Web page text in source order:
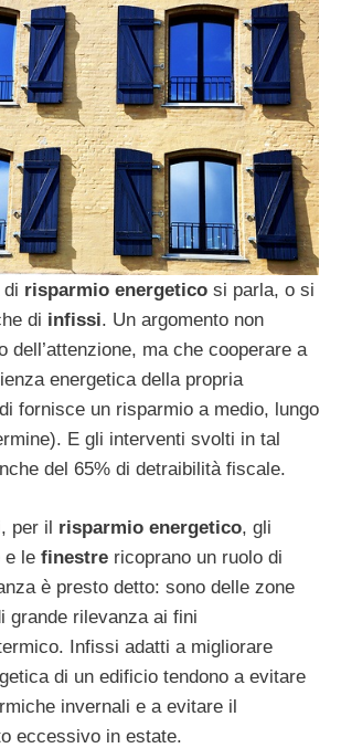
risparmio energetico si parla, o si
di infissi. Un argomento non
dell’attenzione, ma che cooperare a
energetica della propria
fornisce un risparmio a medio, lungo
E gli interventi svolti in tal
del 65% di detraibilità fiscale.
per il risparmio energetico, gli
e le finestre ricoprano un ruolo di
è presto detto: sono delle zone
grande rilevanza ai fini
Infissi adatti a migliorare
di un edificio tendono a evitare
invernali e a evitare il
eccessivo in estate.